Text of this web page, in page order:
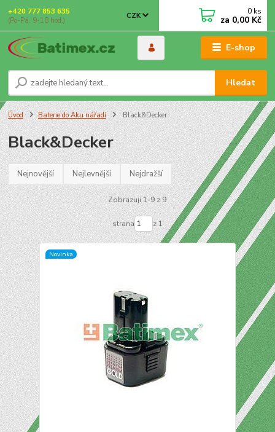
E-shop
CZK
Hledat
+420 777 853 635
(Po-Pá, 9-18 hod.)
0 ks
za 0,00 Kč
Úvod Baterie do Aku nářadí Black&Decker
Black&Decker
Nejnovější Nejlevnější Nejdražší
Zobrazuji 1-9 z 9
strana z 1
Novinka